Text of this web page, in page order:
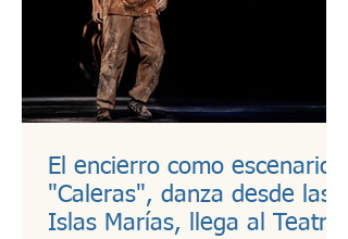
El encierro como escenario:
"Caleras", danza desde las
Islas Marías, llega al Teatro